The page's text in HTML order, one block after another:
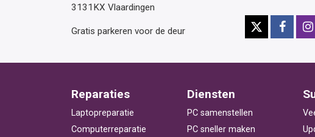
3131KX Vlaardingen
Gratis parkeren voor de deur
Reparaties
Laptopreparatie
Computerreparatie
Diensten
PC samenstellen
PC sneller maken